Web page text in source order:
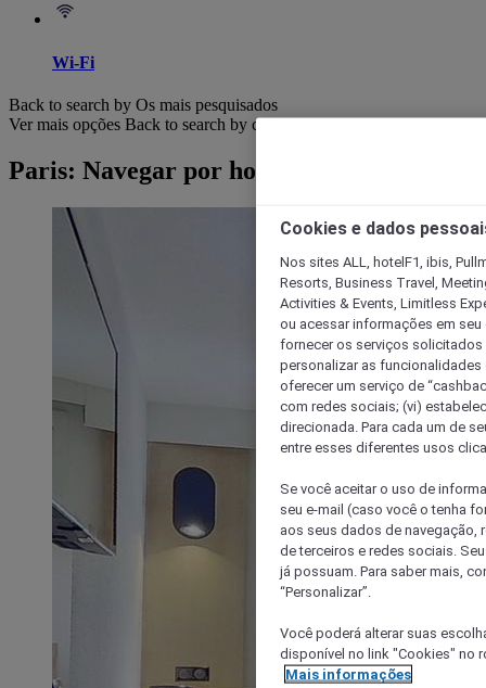
Wi-Fi
Back to search by Os mais pesquisados
Ver mais opções Back to search by categories
Paris: Navegar por hotéis
Cookies e dados
Nos sites ALL, hotelF1, ibis,
Resorts, Business Travel,
Activities & Events, Limitless
ou acessar informações em
fornecer os serviços solicitados
personalizar as
oferecer um serviço de
com redes sociais; (vi)
direcionada. Para cada um de
entre esses diferentes usos
Se você aceitar o uso de
seu e-mail (caso você o tenha
aos seus dados de navegação,
de terceiros e redes sociais.
já possuam. Para saber mais,
“Personalizar”.
Você poderá alterar suas
disponível no link "Cookies" no
Mais informações